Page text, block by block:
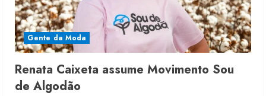
Gente da Moda
Renata Caixeta assume Movimento Sou
de Algodão